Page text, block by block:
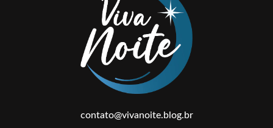
contato@vivanoite.blog.br